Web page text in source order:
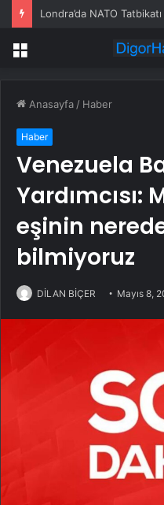
Londra’da NATO
Menü
Anasayfa / Haber
Haber
Venezuela
Yardımcısı:
eşinin
bilmiyoruz
DİLAN BİÇER Mayıs 8,